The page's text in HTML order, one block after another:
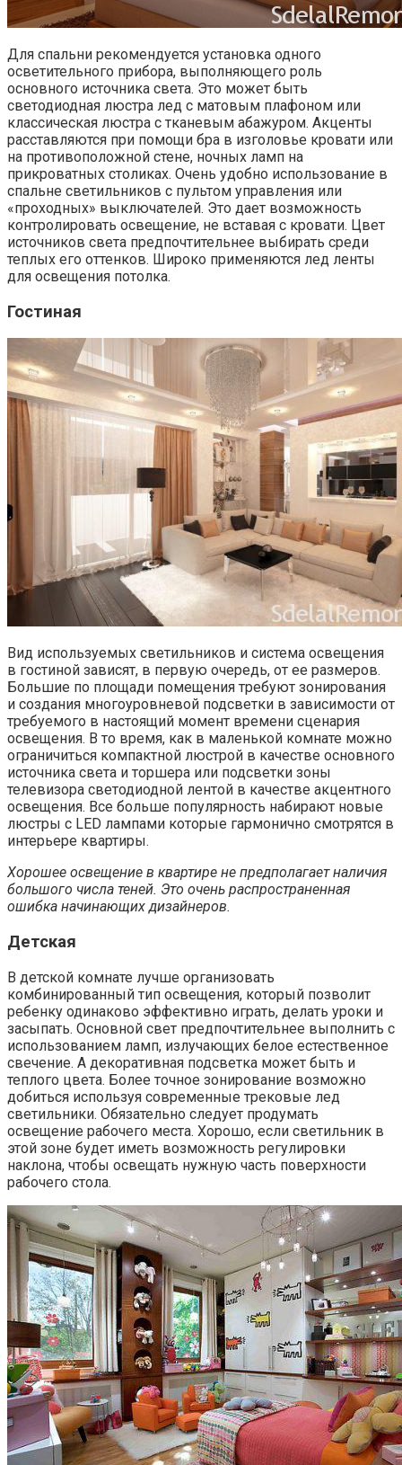
Для спальни рекомендуется установка одного
осветительного прибора, выполняющего роль
основного источника света. Это может быть
светодиодная люстра лед с матовым плафоном или
классическая люстра с тканевым абажуром. Акценты
расставляются при помощи бра в изголовье кровати или
на противоположной стене, ночных ламп на
прикроватных столиках. Очень удобно использование в
спальне светильников с пультом управления или
«проходных» выключателей. Это дает возможность
контролировать освещение, не вставая с кровати. Цвет
источников света предпочтительнее выбирать среди
теплых его оттенков. Широко применяются лед ленты
для освещения потолка.
Гостиная
Вид используемых светильников и система освещения
в гостиной зависят, в первую очередь, от ее размеров.
Большие по площади помещения требуют зонирования
и создания многоуровневой подсветки в зависимости от
требуемого в настоящий момент времени сценария
освещения. В то время, как в маленькой комнате можно
ограничиться компактной люстрой в качестве основного
источника света и торшера или подсветки зоны
телевизора светодиодной лентой в качестве акцентного
освещения. Все больше популярность набирают новые
люстры с LED лампами которые гармонично смотрятся в
интерьере квартиры.
Хорошее освещение в квартире не предполагает наличия
большого числа теней. Это очень распространенная
ошибка начинающих дизайнеров.
Детская
В детской комнате лучше организовать
комбинированный тип освещения, который позволит
ребенку одинаково эффективно играть, делать уроки и
засыпать. Основной свет предпочтительнее выполнить с
использованием ламп, излучающих белое естественное
свечение. А декоративная подсветка может быть и
теплого цвета. Более точное зонирование возможно
добиться используя современные трековые лед
светильники. Обязательно следует продумать
освещение рабочего места. Хорошо, если светильник в
этой зоне будет иметь возможность регулировки
наклона, чтобы освещать нужную часть поверхности
рабочего стола.